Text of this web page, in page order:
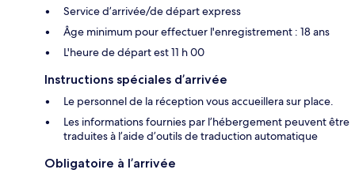
Service d’arrivée/de départ express
Âge minimum pour effectuer l'enregistrement : 18 ans
L'heure de départ est 11 h 00
Instructions spéciales d’arrivée
Le personnel de la réception vous accueillera sur place.
Les informations fournies par l’hébergement peuvent être
traduites à l’aide d’outils de traduction automatique
Obligatoire à l’arrivée